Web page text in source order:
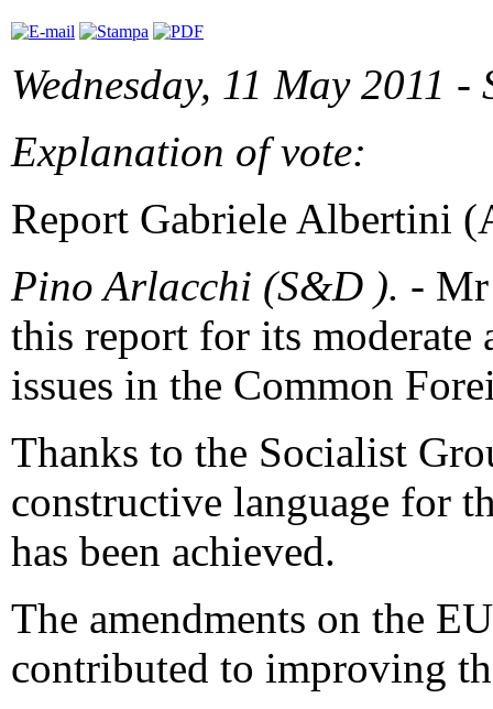
Wednesday, 11 May 2011 -
Explanation of vote:
Report Gabriele Albertini
Pino Arlacchi (S&D ). -
this report for its moderate
issues in the Common
Thanks to the Socialist
constructive language for
has been achieved.
The amendments on the
contributed to improving